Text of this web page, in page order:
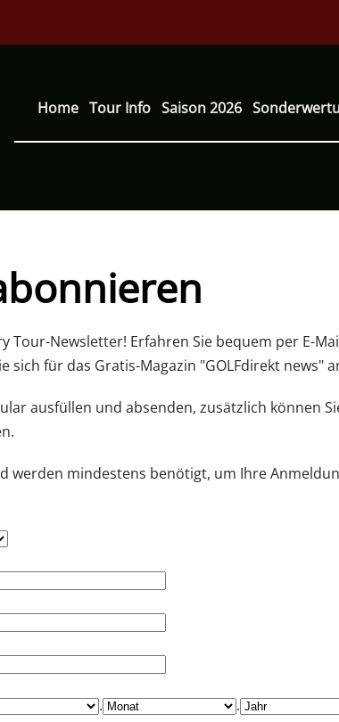
Home Tour Info Saison 2026
Newsletter! Erfahren Sie bequem per E-
sich für das Gratis-Magazin "GOLFdirekt news"
ausfüllen und absenden, zusätzlich können
werden mindestens benötigt, um Ihre
. .